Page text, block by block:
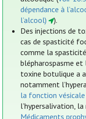
dépendance à
l’alcool)
).
Des injections de
cas de spasticité
comme la
blépharospasme et
toxine botulique a
notamment
la fonction vésicale
l’hypersalivation,
Médicaments